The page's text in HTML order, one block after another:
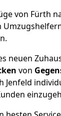
von Fürth
neuen
von
Jenfeld